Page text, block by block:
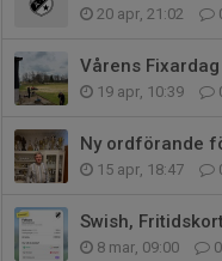
20 apr, 21:02
Vårens Fixardag
19 apr, 10:39
Ny ordförande
15 apr, 18:47
Swish,
8 mar, 09:00 0